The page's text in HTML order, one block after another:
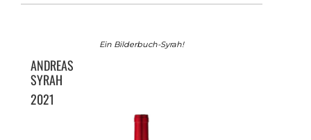
Ein Bilderbuch-Syrah!
ANDREAS
SYRAH
2021